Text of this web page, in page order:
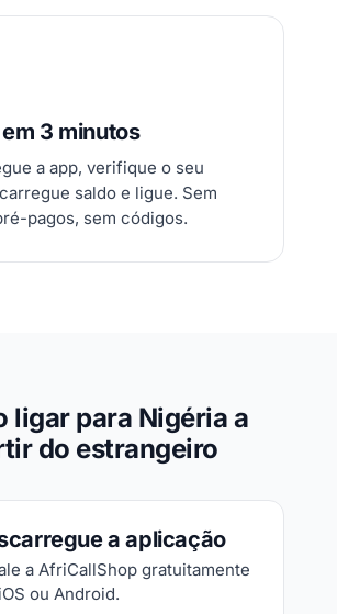
3 minutos
a app, verifique o seu
saldo e ligue. Sem
pagos, sem códigos.
ligar para Nigéria a
do estrangeiro
a aplicação
a AfriCallShop gratuitamente
ou Android.